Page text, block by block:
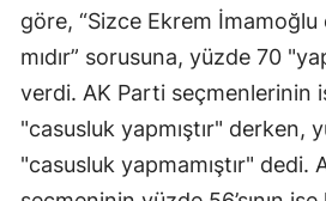
göre, “Sizce Ekrem İmamoğlu
mıdır” sorusuna, yüzde 70
verdi. AK Parti seçmenlerinin
"casusluk yapmıştır" derken,
"casusluk yapmamıştır" dedi.